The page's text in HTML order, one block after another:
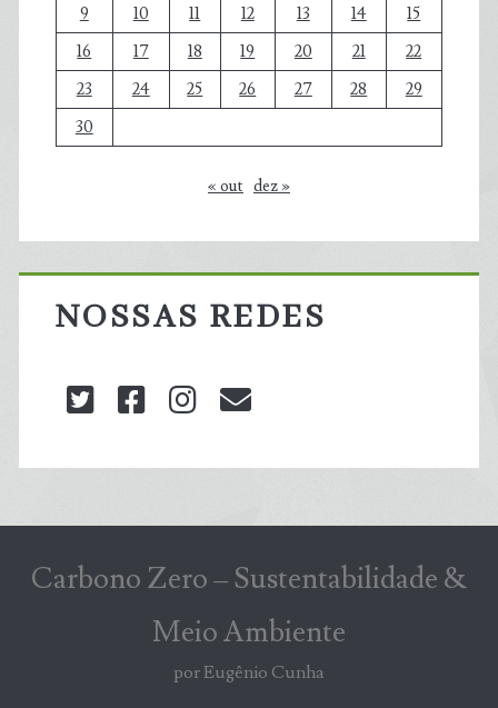
9
10 11 12 13 14
15
16
17 18 19 20 21
22
23
24 25 26 27 28
29
30
« out dez »
NOSSAS REDES
twitterfacebookinstagram
Carbono Zero – Sustentabilidade &
Meio Ambiente
por Eugênio Cunha